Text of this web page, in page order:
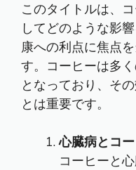
このタイトルは、
してどのような影
康への利点に焦点
す。コーヒーは多
となっており、そ
とは重要です。
心臓病とコ
コーヒーと